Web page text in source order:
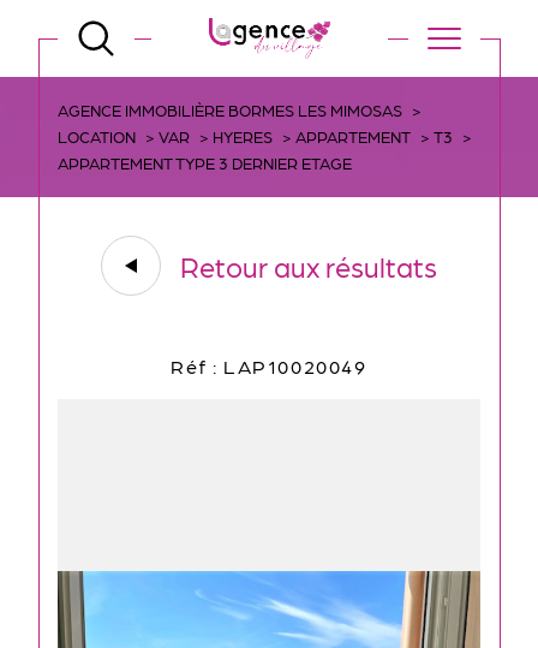
AGENCE IMMOBILIÈRE BORMES LES MIMOSAS
LOCATION
VAR HYERES APPARTEMENT
T3
APPARTEMENT TYPE 3 DERNIER ETAGE
Retour aux résultats
Réf : LAP10020049